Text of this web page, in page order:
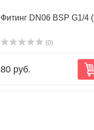
Фитинг DN06 BSP G1/4
(0)
80 руб.